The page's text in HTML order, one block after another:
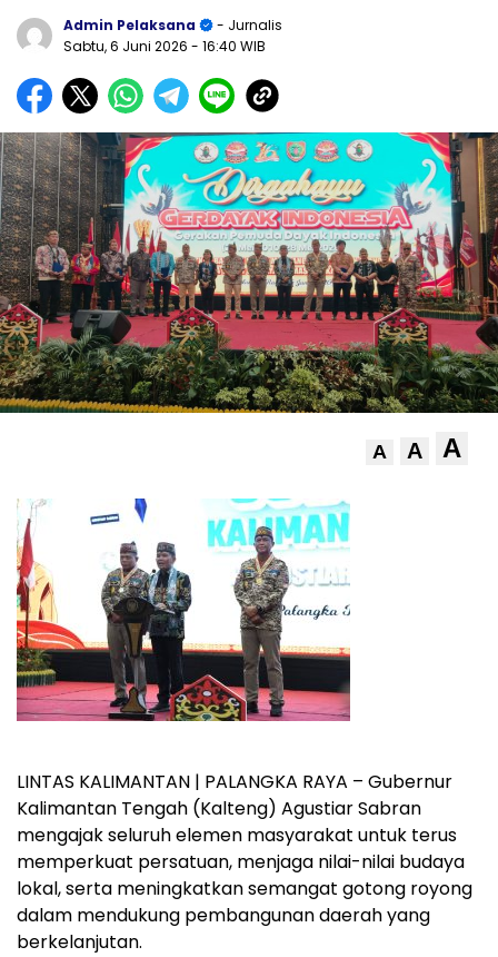
Admin Pelaksana
- Jurnalis
Sabtu, 6 Juni 2026 - 16:40 WIB
A A A
LINTAS KALIMANTAN | PALANGKA RAYA – Gubernur
Kalimantan Tengah (Kalteng) Agustiar Sabran
mengajak seluruh elemen masyarakat untuk terus
memperkuat persatuan, menjaga nilai-nilai budaya
lokal, serta meningkatkan semangat gotong royong
dalam mendukung pembangunan daerah yang
berkelanjutan.